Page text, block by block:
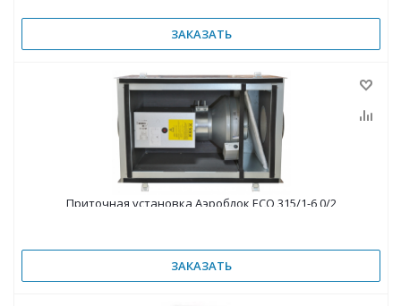
ЗАКАЗАТЬ
Приточная установка Аэроблок ECO 315/1-6,0/2
ЗАКАЗАТЬ